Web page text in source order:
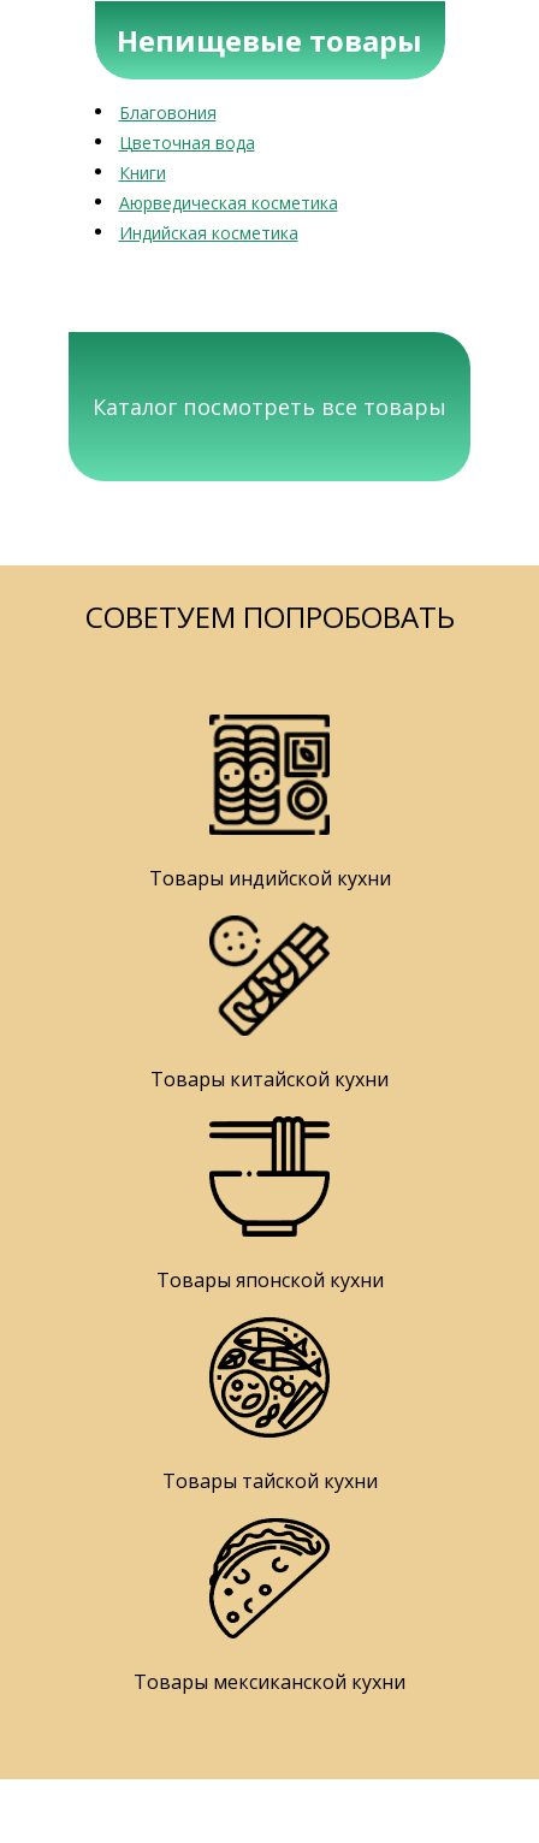
Непищевые товары
Благовония
Цветочная вода
Книги
Аюрведическая косметика
Индийская косметика
Каталог посмотреть все товары
СОВЕТУЕМ ПОПРОБОВАТЬ
Товары индийской кухни
Товары китайской кухни
Товары японской кухни
Товары тайской кухни
Товары мексиканской кухни